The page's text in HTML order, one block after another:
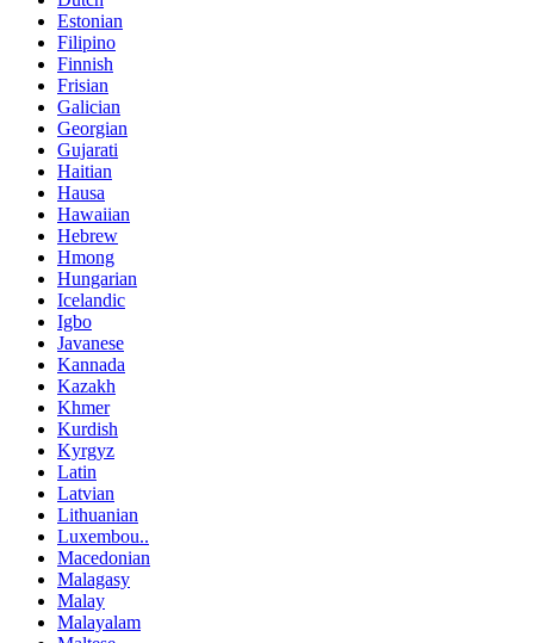
Estonian
Filipino
Finnish
Frisian
Galician
Georgian
Gujarati
Haitian
Hausa
Hawaiian
Hebrew
Hmong
Hungarian
Icelandic
Igbo
Javanese
Kannada
Kazakh
Khmer
Kurdish
Kyrgyz
Latin
Latvian
Lithuanian
Luxembou..
Macedonian
Malagasy
Malay
Malayalam